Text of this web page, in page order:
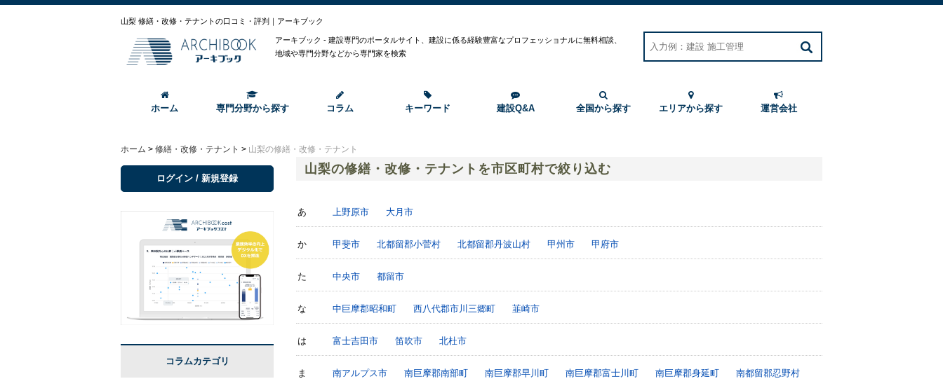
山梨 修繕・改修・テナントの口コミ・評判｜アーキブック
アーキブック - 建設専門のポータルサイト、建設に係る経験豊富なプロフェッショナルに無料相談、
地域や専門分野などから専門家を検索
ホーム 専門分野から探す コラム キーワード 建設Q&A 全国から探す エリアから探す 運営会社
ホーム > 修繕・改修・テナント > 山梨の修繕・改修・テナント
山梨の修繕・改修・テナントを市区町村で絞り込む
あ 上野原市 大月市
か 甲斐市 北都留郡小菅村 北都留郡丹波山村 甲州市 甲府市
た 中央市 都留市
な 中巨摩郡昭和町 西八代郡市川三郷町 韮崎市
は 富士吉田市 笛吹市 北杜市
ま 南アルプス市 南巨摩郡南部町 南巨摩郡早川町 南巨摩郡富士川町 南巨摩郡身延町
南都留郡忍野村
ログイン / 新規登録
コラムカテゴリ